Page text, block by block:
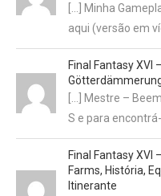
[…] Minha
aqui (versão em
Final Fantasy XVI
[…] Mestre –
S e para encontrá-
Final Fantasy XVI
Farms, História,
Itinerante